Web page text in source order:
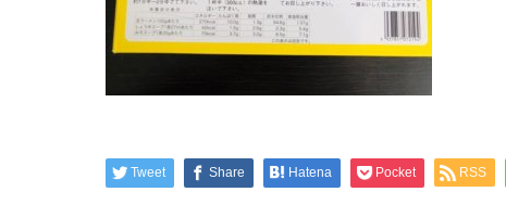
Tweet Share Hatena Pocket RSS